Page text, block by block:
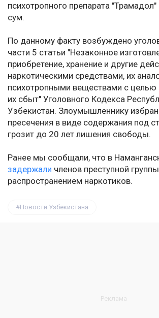
психотропного препарата
сум.
По данному факту возбуждено
части 5 статьи "Незаконное
приобретение, хранение и другие
наркотическими средствами, их
психотропными веществами с целью
их сбыт" Уголовного Кодекса
Узбекистан. Злоумышленнику
пресечения в виде содержания под
грозит до 20 лет лишения свободы.
Ранее мы сообщали, что в
задержали членов преступной
распространением наркотиков.
Новости Узбекистана